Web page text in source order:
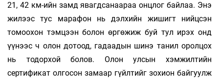
21, 42 км-ийн замд явагдсанаараа онцлог байлаа. Энэ
жилээс тус марафон нь дэлхийн жишигт нийцсэн
томоохон тэмцээн болон өргөжиж буй тул ирэх онд
үүнээс ч олон дотоод, гадаадын шинэ танил оролцох
нь тодорхой болов. Олон улсын хэмжилтийн
сертификат олгосон замаар гүйлтийг зохион байгуулж